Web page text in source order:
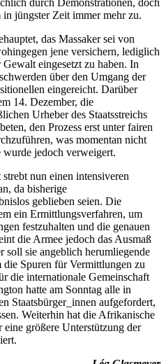
jüngster Zeit immer mehr zu.
das Massaker sei von
jene versichern, lediglich
eingesetzt zu haben. In
über den Umgang der
eingereicht. Darüber
14. Dezember, die
Urheber des Staatsstreichs
den Prozess erst unter fairen
was momentan nicht
wurde jedoch verweigert.
nun einen intensiveren
da bisherige
geblieben seien. Die
ein Ermittlungsverfahren, um
festzuhalten und die genauen
die Armee jedoch das Ausmaß
soll sie angeblich herumliegende
Spuren für Vermittlungen zu
die internationale Gemeinschaft
hatte am Sonntag alle in
Staatsbürger_innen aufgefordert,
Weiterhin hat die Afrikanische
größere Unterstützung der